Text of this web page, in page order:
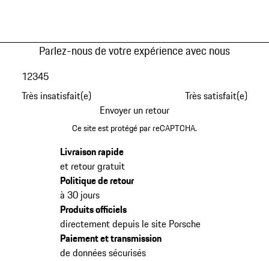
Parlez-nous de votre expérience avec nous
Très insatisfait(e)
12345
Très satisfait(e)
Envoyer un retour
Ce site est protégé par reCAPTCHA.
Livraison rapide
et retour gratuit
Politique de retour
à 30 jours
Produits officiels
directement depuis le site Porsche
Paiement et transmission
de données sécurisés